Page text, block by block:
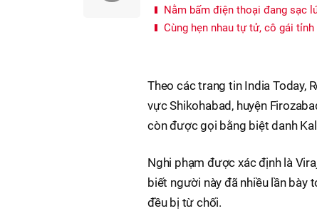
Nằm bấm điện thoại đang sạc
Cùng hẹn nhau tự tử, cô gái
Theo các trang tin India Today,
vực Shikohabad, huyện
còn được gọi bằng biệt danh
Nghi phạm được xác định là
biết người này đã nhiều lần bày
đều bị từ chối.